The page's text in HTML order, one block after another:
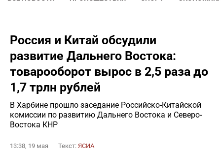
Россия и Китай обсудили
развитие Дальнего Востока:
товарооборот вырос в 2,5 раза до
1,7 трлн рублей
В Харбине прошло заседание Российско-Китайской
комиссии по развитию Дальнего Востока и Северо-
Востока КНР
13:38, 19 мая Текст: ЯСИА